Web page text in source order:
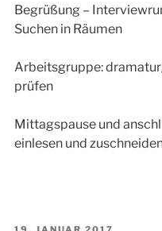
Begrüßung –
Suchen in Räumen
Arbeitsgruppe:
prüfen
Mittagspause und
einlesen und
VERÖFFENTLICHT